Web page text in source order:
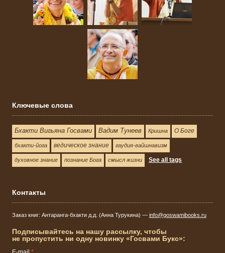
Ключевые слова
Бхакти Вигьяна Госвами Вадим Тунеев Кришна О Боге
бхакти-йога ведическое знание гаудия-вайшнавизм
духовное знание познание Бога смысл жизни See all tags
Контакты
Заказ книг: Антаранга-бхакти д.д. (Анна Турукина) — info@goswamibooks.ru
Подписывайтесь на нашу рассылку, чтобы
не пропустить ни одну новинку «Госвами Букс»: